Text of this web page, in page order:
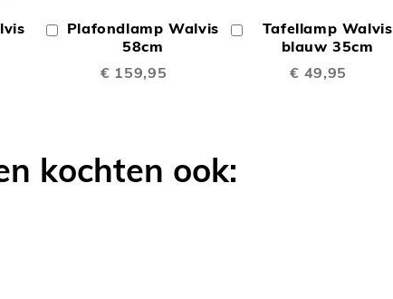
Plafondlamp Walvis
58cm
€ 159,95
In
Winkelwagen
Tafellamp Walvis
blauw 35cm
€ 49,95
Winkelwagen
TE
kochten ook: